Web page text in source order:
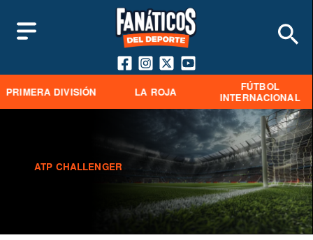
PRIMERA DIVISIÓN LA ROJA
FÚTBOL
INTERNACIONAL
ATP CHALLENGER